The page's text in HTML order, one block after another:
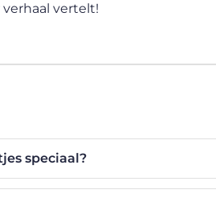
vertelt!
speciaal?